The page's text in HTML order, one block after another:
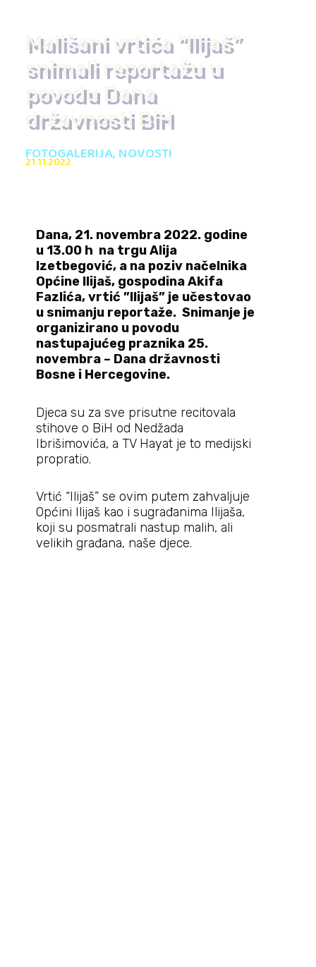
Mališani vrtića “Ilijaš”
snimali reportažu u
povodu Dana
državnosti BiH
FOTOGALERIJA,NOVOSTI
21.11.2022
Dana, 21. novembra 2022. godine
u 13.00 h na trgu Alija
Izetbegović, a na poziv načelnika
Općine Ilijaš, gospodina Akifa
Fazlića, vrtić ”Ilijaš” je učestovao
u snimanju reportaže. Snimanje je
organizirano u povodu
nastupajućeg praznika 25.
novembra – Dana državnosti
Bosne i Hercegovine.
Djeca su za sve prisutne recitovala
stihove o BiH od Nedžada
Ibrišimovića, a TV Hayat je to medijski
propratio.
Vrtić “Ilijaš” se ovim putem zahvaljuje
Općini Ilijaš kao i sugrađanima Ilijaša,
koji su posmatrali nastup malih, ali
velikih građana, naše djece.